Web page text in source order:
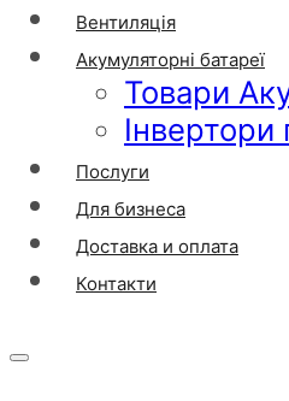
Вентиляція
Акумуляторні батареї
Товари
Інвертори
Послуги
Для бизнеса
Доставка и оплата
Контакти